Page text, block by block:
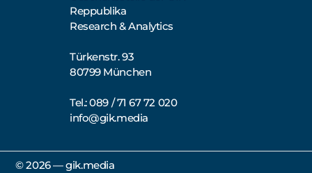
Reppublika
Research & Analytics
Türkenstr. 93
80799 München
Tel.: 089 / 71 67 72 020
info@gik.media
©️ 2026 — gik.media